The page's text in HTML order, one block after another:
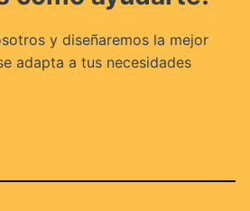
y diseñaremos la mejor
adapta a tus necesidades